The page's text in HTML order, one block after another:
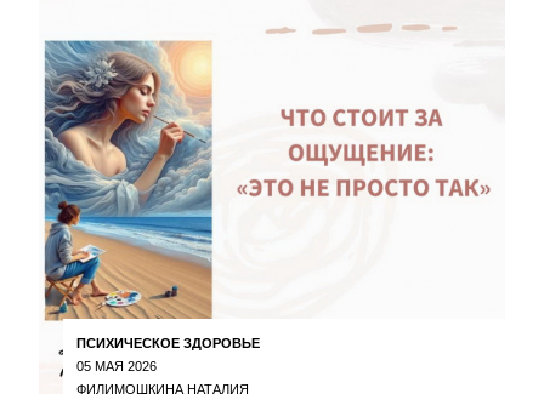
ПСИХИЧЕСКОЕ ЗДОРОВЬЕ
05 МАЯ 2026
ФИЛИМОШКИНА НАТАЛИЯ